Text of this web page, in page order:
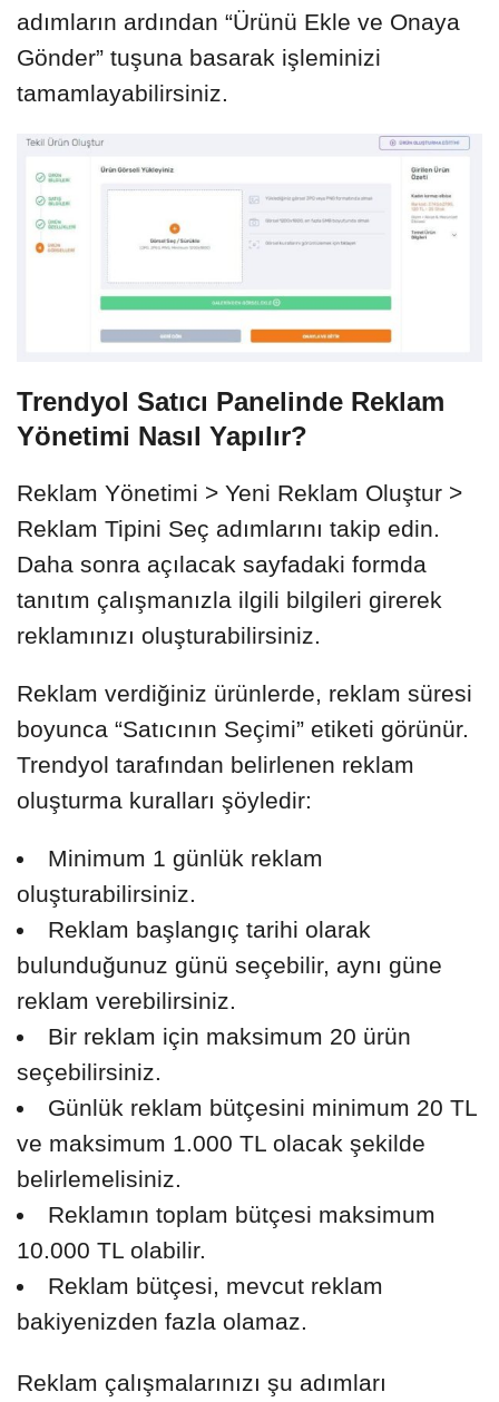
adımların ardından “Ürünü Ekle ve Onaya
Gönder” tuşuna basarak işleminizi
tamamlayabilirsiniz.
Trendyol Satıcı Panelinde Reklam
Yönetimi Nasıl Yapılır?
Reklam Yönetimi > Yeni Reklam Oluştur >
Reklam Tipini Seç adımlarını takip edin.
Daha sonra açılacak sayfadaki formda
tanıtım çalışmanızla ilgili bilgileri girerek
reklamınızı oluşturabilirsiniz.
Reklam verdiğiniz ürünlerde, reklam süresi
boyunca “Satıcının Seçimi” etiketi görünür.
Trendyol tarafından belirlenen reklam
oluşturma kuralları şöyledir:
Minimum 1 günlük reklam
oluşturabilirsiniz.
Reklam başlangıç tarihi olarak
bulunduğunuz günü seçebilir, aynı güne
reklam verebilirsiniz.
Bir reklam için maksimum 20 ürün
seçebilirsiniz.
Günlük reklam bütçesini minimum 20 TL
ve maksimum 1.000 TL olacak şekilde
belirlemelisiniz.
Reklamın toplam bütçesi maksimum
10.000 TL olabilir.
Reklam bütçesi, mevcut reklam
bakiyenizden fazla olamaz.
Reklam çalışmalarınızı şu adımları